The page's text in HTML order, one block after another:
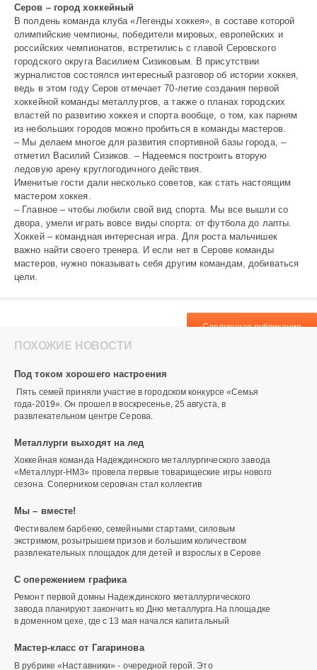
Серов – город хоккейный
В полдень команда клуба «Легенды хоккея», в составе которой
олимпийские чемпионы, победители мировых, европейских и
российских чемпионатов, встретились с главой Серовского
городского округа Василием Сизиковым. В присутствии
журналистов состоялся интересный разговор об истории хоккея,
ведь в этом году Серов отмечает 70-летие создания первой
хоккейной команды металлургов, а также о планах городских
властей по развитию хоккея и спорта вообще, о том, как парням
из небольших городов можно пробиться в команды мастеров.
– Мы делаем многое для развития спортивной базы города, –
отметил Василий Сизиков. – Надеемся построить вторую
ледовую арену круглогодичного действия.
Именитые гости дали несколько советов, как стать настоящим
мастером хоккея.
– Главное – чтобы любили свой вид спорта. Мы все вышли со
двора, умели играть вовсе виды спорта: от футбола до лапты.
Хоккей – командная интересная игра. Для роста мальчишек
важно найти своего тренера. И если нет в Серове команды
мастеров, нужно показывать себя другим командам, добиваться
цели.
Следующая публикация
ПОХОЖИЕ НОВОСТИ
Под током хорошего настроения
​​​​ Пять семей приняли участие в городском конкурсе «Семья
года-2019». Он прошел в воскресенье, 25 августа, в
развлекательном центре Серова.
Металлурги выходят на лед
Хоккейная команда Надеждинского металлургического завода
«Металлург-НМЗ» провела первые товарищеские игры нового
сезона. Соперником серовчан стал коллектив
Мы – вместе!
Фестивалем барбекю, семейными стартами, силовым
экстримом, розыгрышем призов и большим количеством
развлекательных площадок для детей и взрослых в Серове
С опережением графика
Ремонт первой домны Надеждинского металлургического
завода планируют закончить ко Дню металлурга.На площадке
в доменном цехе, где с 13 мая начался капитальный
Мастер-класс от Гагаринова
В рубрике «Наставники» - очередной герой. Это